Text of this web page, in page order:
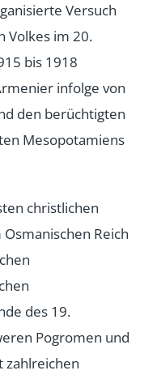
Versuch
Volkes im 20.
bis 1918
infolge von
den berüchtigten
Mesopotamiens
christlichen
Reich
des 19.
Pogromen und
zahlreichen